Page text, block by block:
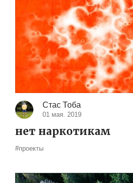
Стас Тоба
01 мая. 2019
нет наркотикам
#проекты